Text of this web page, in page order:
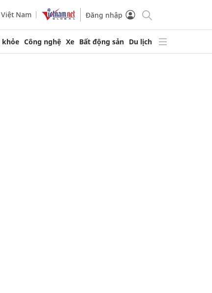
Nam Đăng nhập
khỏe Công nghệ Xe Bất động sản Du lịch